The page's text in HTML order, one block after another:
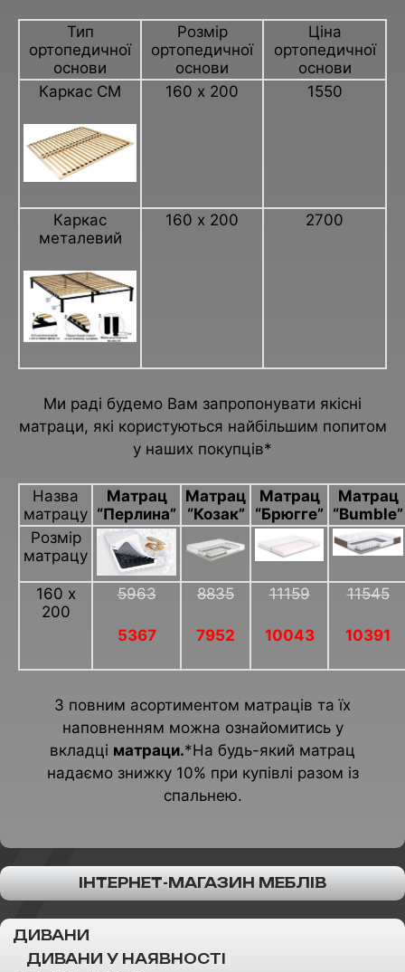
Тип
ортопедичної
основи
Розмір
ортопедичної
основи
Ціна
ортопедичної
основи
Каркас СМ
160 х 200 1550
Каркас
металевий
160 х 200 2700
Ми раді будемо Вам запропонувати якісні
матраци, які користуються найбільшим попитом
у наших покупців*
Назва
матрацу
Матрац
“Перлина”
Матрац
“Козак”
Матрац
“Брюгге”
Матрац
“Bumble”
Розмір
матрацу
160 х
200
5963
5367
8835
7952
11159
10043
11545
10391
З повним асортиментом матраців та їх
наповненням можна ознайомитись у
вкладці матраци.*На будь-який матрац
надаємо знижку 10% при купівлі разом із
спальнею.
ІНТЕРНЕТ-МАГАЗИН МЕБЛІВ
ДИВАНИ
ДИВАНИ У НАЯВНОСТІ